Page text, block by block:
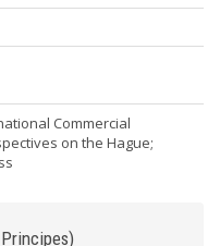
Commercial
on the Hague;